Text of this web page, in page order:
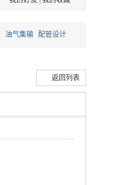
油气集输 配管设计
返回列表